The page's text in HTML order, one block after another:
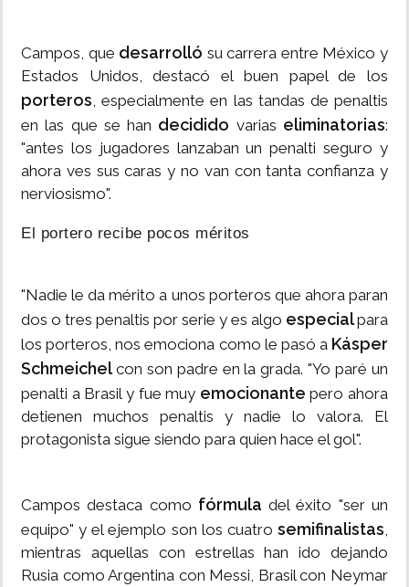
Campos, que desarrolló su carrera entre México y
Estados Unidos, destacó el buen papel de los
porteros, especialmente en las tandas de penaltis
en las que se han decidido varias eliminatorias:
"antes los jugadores lanzaban un penalti seguro y
ahora ves sus caras y no van con tanta confianza y
nerviosismo".
El portero recibe pocos méritos
"Nadie le da mérito a unos porteros que ahora paran
dos o tres penaltis por serie y es algo especialpara
los porteros, nos emociona como le pasó aKásper
Schmeichelcon son padre en la grada. "Yo paré un
penalti a Brasil y fue muy emocionante pero ahora
detienen muchos penaltis y nadie lo valora. El
protagonista sigue siendo para quien hace el gol".
Campos destaca como fórmula del éxito "ser un
equipo" y el ejemplo son los cuatro semifinalistas,
mientras aquellas con estrellas han ido dejando
Rusia como Argentina con Messi, Brasil con Neymar